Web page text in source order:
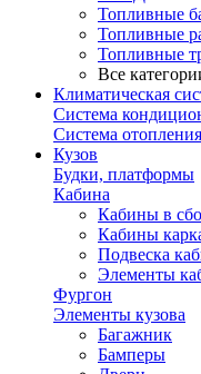
Топливные
Топливные
Топливные
Все
Климатическая
Система
Система отопления
Кузов
Будки, платформы
Кабина
Кабины в
Кабины
Подвеска
Элементы
Фургон
Элементы кузова
Багажник
Бамперы